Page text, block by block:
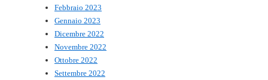
Febbraio 2023
Gennaio 2023
Dicembre 2022
Novembre 2022
Ottobre 2022
Settembre 2022